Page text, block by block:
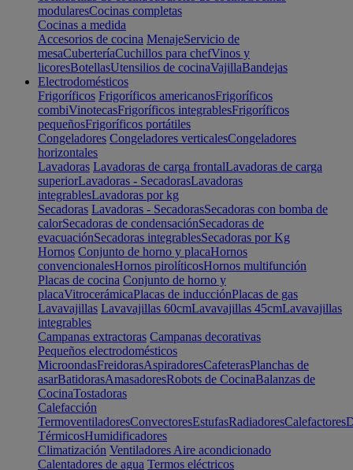
modularesCocinas completas
Cocinas a medida
Accesorios de cocina MenajeServicio de
mesaCuberteríaCuchillos para chefVinos y
licoresBotellasUtensilios de cocinaVajillaBandejas
Electrodomésticos
Frigoríficos Frigoríficos americanosFrigoríficos
combiVinotecasFrigoríficos integrablesFrigoríficos
pequeñosFrigoríficos portátiles
Congeladores Congeladores verticalesCongeladores
horizontales
Lavadoras Lavadoras de carga frontalLavadoras de carga
superiorLavadoras - SecadorasLavadoras
integrablesLavadoras por kg
Secadoras Lavadoras - SecadorasSecadoras con bomba de
calorSecadoras de condensaciónSecadoras de
evacuaciónSecadoras integrablesSecadoras por Kg
Hornos Conjunto de horno y placaHornos
convencionalesHornos pirolíticosHornos multifunción
Placas de cocina Conjunto de horno y
placaVitrocerámicaPlacas de inducciónPlacas de gas
Lavavajillas Lavavajillas 60cmLavavajillas 45cmLavavajillas
integrables
Campanas extractoras Campanas decorativas
Pequeños electrodomésticos
MicroondasFreidorasAspiradoresCafeterasPlanchas de
asarBatidorasAmasadoresRobots de CocinaBalanzas de
CocinaTostadoras
Calefacción
TermoventiladoresConvectoresEstufasRadiadoresCalefactores
TérmicosHumidificadores
Climatización Ventiladores Aire acondicionado
Calentadores de agua Termos eléctricos